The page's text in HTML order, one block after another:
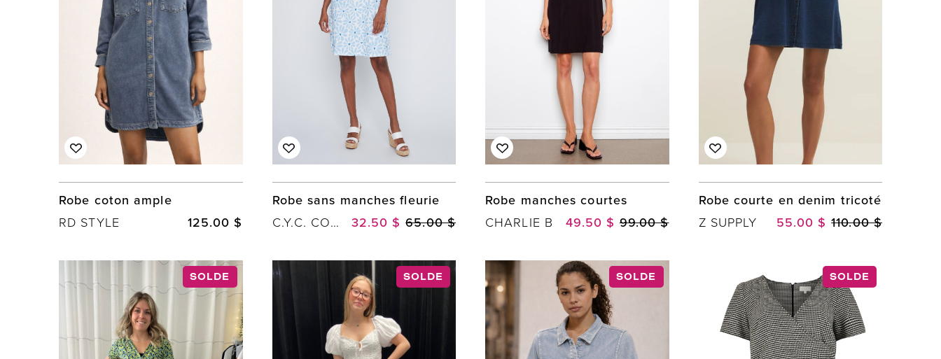
Robe coton ample
RD STYLE 125.00 $
Robe sans manches fleurie
C.Y.C. COCO Y. CLUB INC 32.50 $ 65.00 $
Robe manches courtes
CHARLIE B 49.50 $ 99.00 $
Robe courte en denim tricoté
Z SUPPLY 55.00 $ 110.00 $
SOLDE SOLDE SOLDE SOLDE